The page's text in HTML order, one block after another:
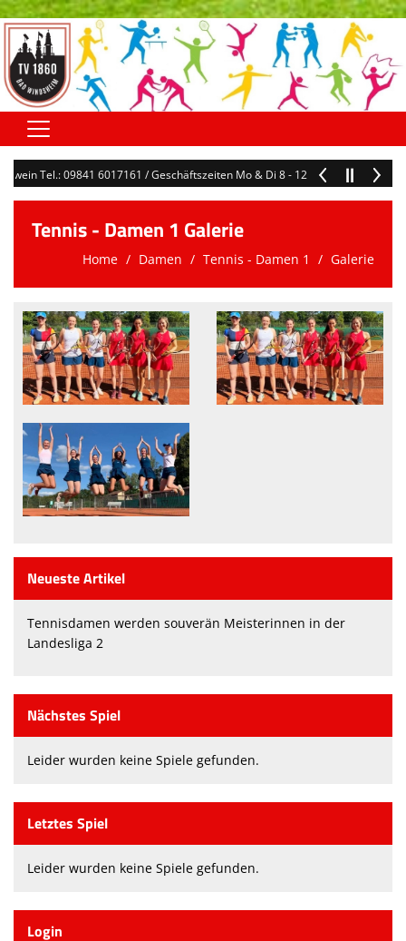
Home
Hauptverein
Abteilungen
Kontaktformular
Downloads
Sonstiges
Hygienekonzept TV1860 Bad Windsheim e. V.
Teilnehmerliste für Übungsleiter
Tel.: 09841 6017161 / Geschäftszeiten Mo & Di 8 - 12 Uhr /
Tennis - Damen 1 Galerie
Home Damen Tennis - Damen 1 Galerie
Neueste Artikel
Tennisdamen werden souverän Meisterinnen in der
Landesliga 2
Nächstes Spiel
Leider wurden keine Spiele gefunden.
Letztes Spiel
Leider wurden keine Spiele gefunden.
Login